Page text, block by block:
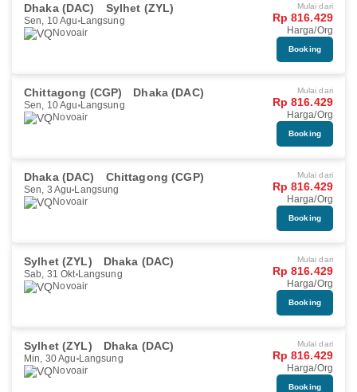
Dhaka (DAC) Sylhet (ZYL)
Sen, 10 Agu Langsung
Novoair
Mulai dari
Rp 816.429
Harga/Org
Booking
Chittagong (CGP) Dhaka (DAC)
Sen, 10 Agu Langsung
Novoair
Mulai dari
Rp 816.429
Harga/Org
Booking
Dhaka (DAC) Chittagong (CGP)
Sen, 3 Agu Langsung
Novoair
Mulai dari
Rp 816.429
Harga/Org
Booking
Sylhet (ZYL) Dhaka (DAC)
Sab, 31 Okt Langsung
Novoair
Mulai dari
Rp 816.429
Harga/Org
Booking
Sylhet (ZYL) Dhaka (DAC)
Min, 30 Agu Langsung
Novoair
Mulai dari
Rp 816.429
Harga/Org
Booking